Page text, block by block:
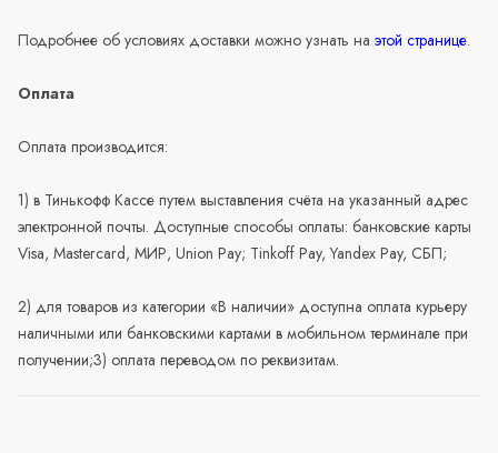
Подробнее об условиях доставки можно узнать на этой странице.
Оплата
Оплата производится:
1) в Тинькофф Кассе путем выставления счёта на указанный адрес
электронной почты. Доступные способы оплаты: банковские карты
Visa, Mastercard, МИР, Union Pay; Tinkoff Pay, Yandex Pay, СБП;
2) для товаров из категории «В наличии» доступна оплата курьеру
наличными или банковскими картами в мобильном терминале при
получении;3) оплата переводом по реквизитам.